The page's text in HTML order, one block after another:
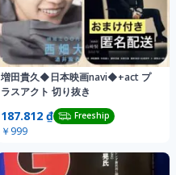
増田貴久◆日本映画navi◆+act プ
ラスアクト 切り抜き
187.812 ₫ Freeship
￥999